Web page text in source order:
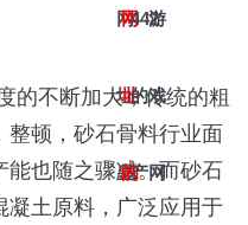
网
址-
皇
网
址
的
442
的
产
游
戏
网
的不断加大，传统的粗
顿，砂石骨料行业面
能也随之骤减。而砂石
凝土原料，广泛应用于